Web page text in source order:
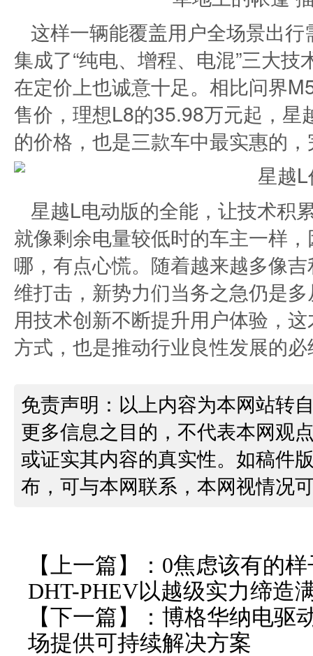
这样一辆能覆盖用户全场景出
集成了“纯电、增程、电混”三大
在定价上也诚意十足。相比问界
售价，理想L8的35.98万元起，
的价格，也是三款车中最实惠的
星越L电动版的全能，让技术积
就像剩余电量较低时的车主一样
哪，有点心慌。随着越来越多像
维打击，新势力们当务之急仍是
用技术创新不断提升用户体验，
方式，也是推动行业良性发展的
免责声明：以上内容为本网站转
更多信息之目的，不代表本网观
或证实其内容的真实性。如稿件
布，可与本网联系，本网视情况
【上一篇】： 0焦虑该有的
DHT-PHEV以越级实力缔造
【下一篇】： 博格华纳电驱
场提供可持续解决方案